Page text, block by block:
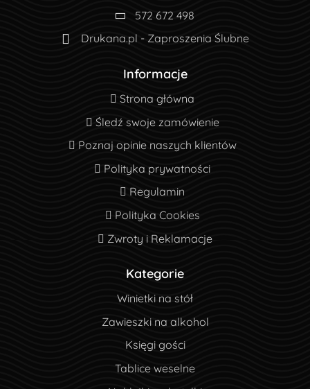
572 672 498
Drukana.pl - Zaproszenia Ślubne
Informacje
Strona główna
Strona główna
Śledź swoje zamówienie
Śledź swoje zamówienie
Poznaj opinie naszych klientów
Poznaj opinie naszych klientów
Polityka prywatności
Polityka prywatności
Regulamin
Regulamin
Polityka Cookies
Polityka Cookies
Zwroty i Reklamacje
Zwroty i Reklamacje
Kategorie
Winietki na stół
Zawieszki na alkohol
Księgi gości
Tablice weselne